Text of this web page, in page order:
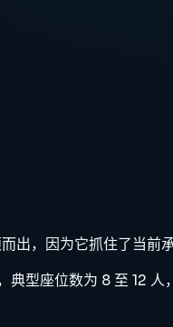
，因为它抓住了当前
型座位数为 8 至 12 人